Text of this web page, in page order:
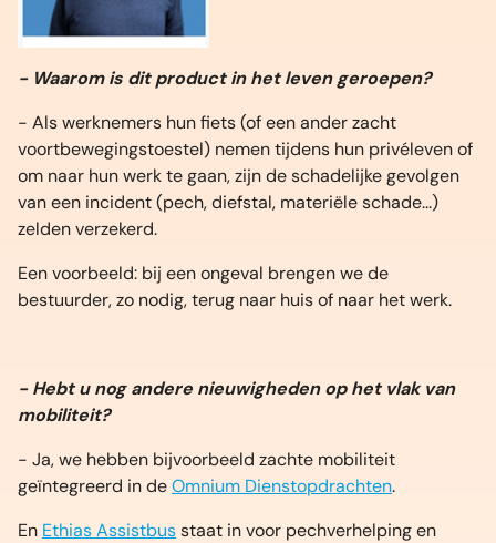
- Waarom is dit product in het leven geroepen?
- Als werknemers hun fiets (of een ander zacht
voortbewegingstoestel) nemen tijdens hun privéleven of
om naar hun werk te gaan, zijn de schadelijke gevolgen
van een incident (pech, diefstal, materiële schade...)
zelden verzekerd.
Een voorbeeld: bij een ongeval brengen we de
bestuurder, zo nodig, terug naar huis of naar het werk.
- Hebt u nog andere nieuwigheden op het vlak van
mobiliteit?
- Ja, we hebben bijvoorbeeld zachte mobiliteit
geïntegreerd in deOmnium Dienstopdrachten.
En Ethias Assistbusstaat in voor pechverhelping en